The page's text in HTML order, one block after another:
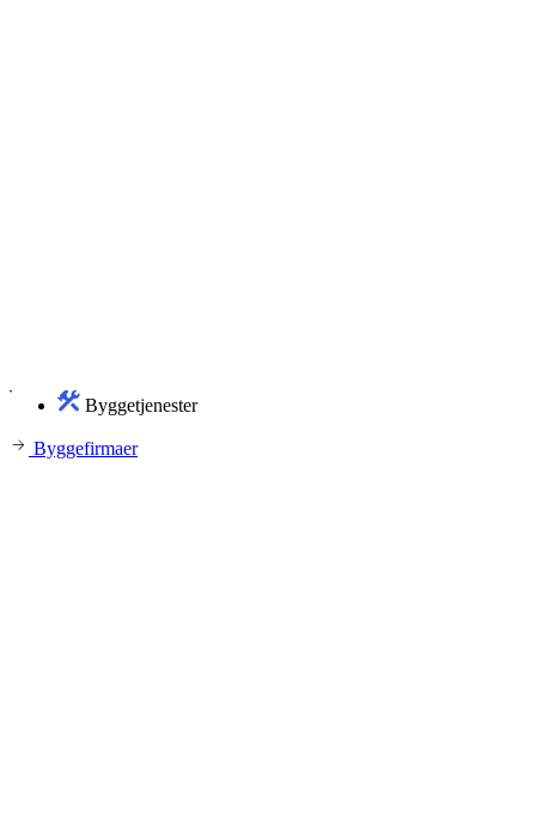
Byggetjenester
Byggefirmaer